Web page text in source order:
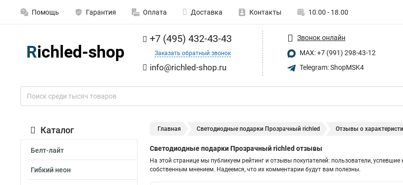
Помощь Гарантия Оплата Доставка Контакты 10.00 - 18.00
+7 (495) 432-43-43
Заказать обратный звонок
info@richled-shop.ru
Звонок онлайн
MAX: +7 (991) 298-43-12
Telegram: ShopMSK4
Каталог
Белт-лайт
Гибкий неон
Главная Светодиодные подарки Прозрачный richled Отзывы о
Светодиодные подарки Прозрачный richled отзывы
На этой странице мы публикуем рейтинг и отзывы покупателей: пользователи,
собственным мнением. Надеемся, что их комментарии будут вам полезны.